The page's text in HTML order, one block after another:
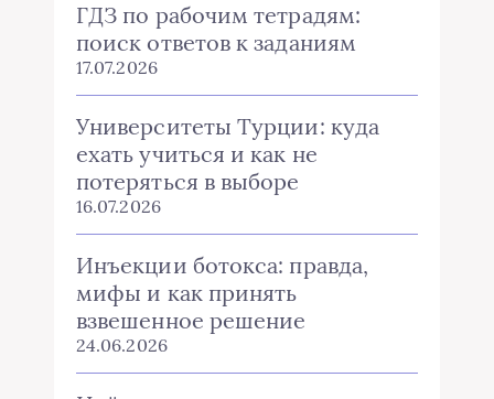
ГДЗ по рабочим тетрадям:
поиск ответов к заданиям
17.07.2026
Университеты Турции: куда
ехать учиться и как не
потеряться в выборе
16.07.2026
Инъекции ботокса: правда,
мифы и как принять
взвешенное решение
24.06.2026